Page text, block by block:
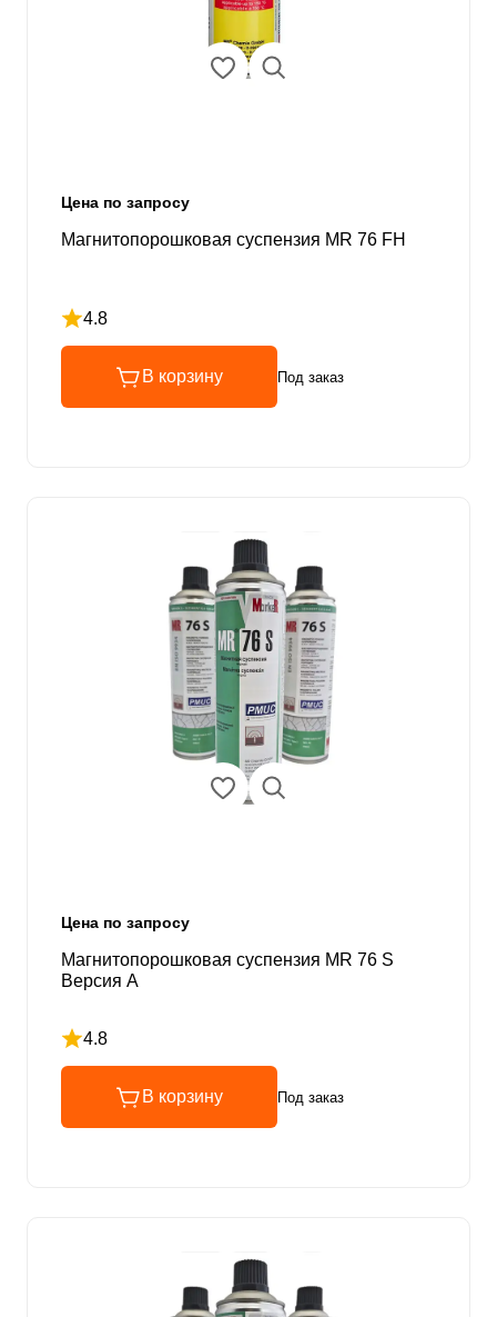
Цена по запросу
Магнитопорошковая суспензия MR 76 FH
4.8
Рейтинг 4.8 из 5
В корзину Под заказ
Цена по запросу
Магнитопорошковая суспензия MR 76 S
Версия А
4.8
Рейтинг 4.8 из 5
В корзину Под заказ